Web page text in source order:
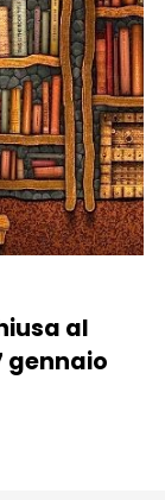
al
gennaio